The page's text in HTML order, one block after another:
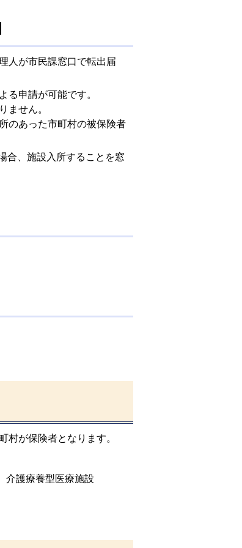
人が市民課窓口で転出届
る申請が可能です。
ません。
のあった市町村の被保険者
合、施設入所することを窓
村が保険者となります。
介護療養型医療施設